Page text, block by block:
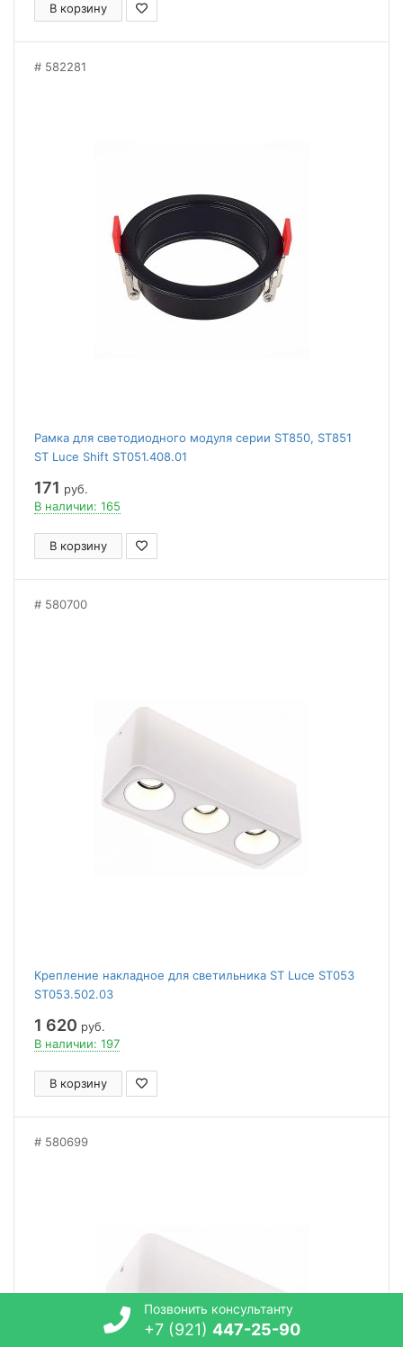
В корзину
582281
Рамка для светодиодного модуля серии ST850, ST851
ST Luce Shift ST051.408.01
171 руб.
В наличии: 165
В корзину
580700
Крепление накладное для светильника ST Luce ST053
ST053.502.03
1 620 руб.
В наличии: 197
В корзину
580699
Позвонить консультанту
+7 (921) 447-25-90